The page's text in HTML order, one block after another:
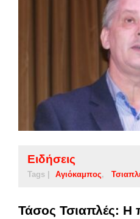
Ειδήσεις
Tags | Αγιόκαμπος
Τάσος Τσιαπλές: Η